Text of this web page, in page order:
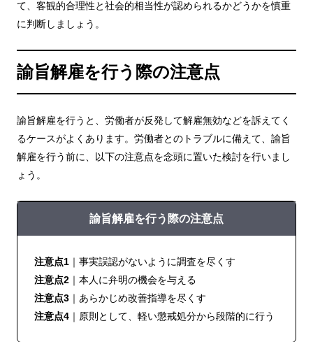
て、客観的合理性と社会的相当性が認められるかどうかを慎重
に判断しましょう。
諭旨解雇を行う際の注意点
諭旨解雇を行うと、労働者が反発して解雇無効などを訴えてく
るケースがよくあります。労働者とのトラブルに備えて、諭旨
解雇を行う前に、以下の注意点を念頭に置いた検討を行いまし
ょう。
諭旨解雇を行う際の注意点
注意点1 ｜事実誤認がないように調査を尽くす
注意点2 ｜本人に弁明の機会を与える
注意点3 ｜あらかじめ改善指導を尽くす
注意点4 ｜原則として、軽い懲戒処分から段階的に行う